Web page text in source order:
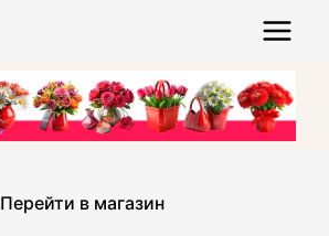
Menu
Перейти в магазин